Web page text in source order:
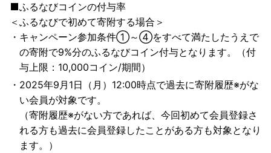
ふるなびコインの付与率
＜ふるなびで初めて寄附する場合＞
キャンペーン参加条件①～④をすべて満たしたうえで
の寄附で9%分のふるなびコイン付与となります。（付
与上限：10,000コイン/期間）
2025年9月1日（月）12:00時点で過去に寄附履歴※がな
い会員が対象です。
（寄附履歴※がない方であれば、今回初めて会員登録さ
れる方も過去に会員登録したことがある方も対象となり
ます。）